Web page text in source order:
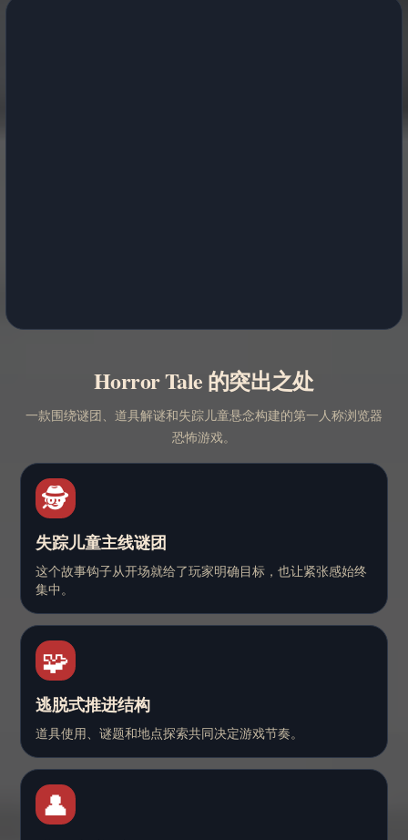
Horror Tale 的突出之处
一款围绕谜团、道具解谜和失踪儿童悬念构建的第一人称浏览器
恐怖游戏。
🕵️
失踪儿童主线谜团
这个故事钩子从开场就给了玩家明确目标，也让紧张感始终
集中。
🧩
逃脱式推进结构
道具使用、谜题和地点探索共同决定游戏节奏。
👤